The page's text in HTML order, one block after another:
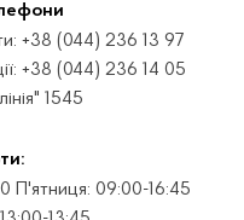
+38 (044) 236 13 97
+38 (044) 236 14 05
1545
П'ятниця: 09:00-16:45